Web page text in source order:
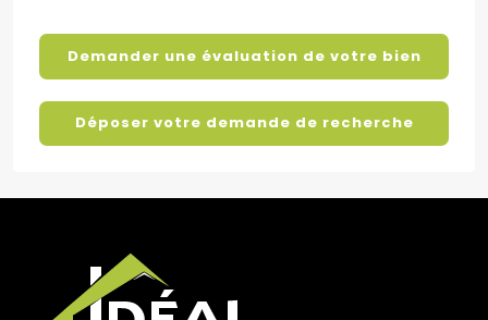
Demander une évaluation de votre bien
Déposer votre demande de recherche